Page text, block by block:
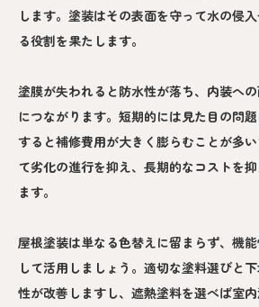
します。塗装はその表面を守って水の侵
る役割を果たします。
塗膜が失われると防水性が落ち、内装へ
につながります。短期的には見た目の問
すると補修費用が大きく膨らむことが多
て劣化の進行を抑え、長期的なコストを
ます。
屋根塗装は単なる色替えに留まらず、機
して活用しましょう。適切な塗料選びと
性が改善しますし、遮熱塗料を選べば室